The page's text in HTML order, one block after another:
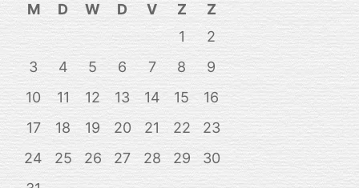
M
D W D V Z
Z
1
2
3
4 5 6 7 8
9
10
11 12 13 14 15
16
17
18 19 20 21 22
23
24
25 26 27 28 29
30